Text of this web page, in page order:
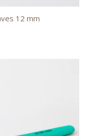
12 mm